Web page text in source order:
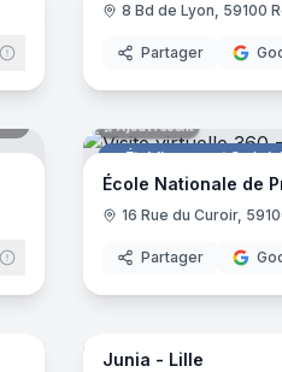
Enseignement
8 Bd de Lyon, 59100
Partager
Établissement
Ajout récent
16 Rue du Curoir,
Partager
23panoramas
Enseignement
Junia - Lille